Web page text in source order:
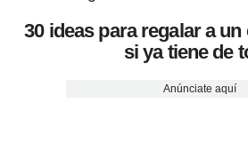
30 ideas para regalar a
si ya tiene de
Anúnciate aquí